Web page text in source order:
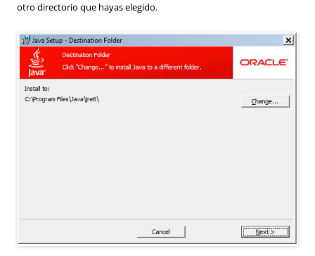
otro directorio que hayas elegido.